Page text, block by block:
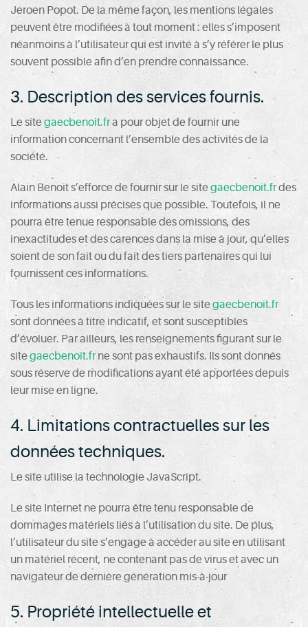
Jeroen Popot. De la même façon, les mentions légales
peuvent être modifiées à tout moment : elles s’imposent
néanmoins à l’utilisateur qui est invité à s’y référer le plus
souvent possible afin d’en prendre connaissance.
3. Description des services fournis.
Le site gaecbenoit.fra pour objet de fournir une
information concernant l’ensemble des activités de la
société.
Alain Benoit s’efforce de fournir sur le sitegaecbenoit.frdes
informations aussi précises que possible. Toutefois, il ne
pourra être tenue responsable des omissions, des
inexactitudes et des carences dans la mise à jour, qu’elles
soient de son fait ou du fait des tiers partenaires qui lui
fournissent ces informations.
Tous les informations indiquées sur le site gaecbenoit.fr
sont données à titre indicatif, et sont susceptibles
d’évoluer. Par ailleurs, les renseignements figurant sur le
sitegaecbenoit.frne sont pas exhaustifs. Ils sont donnés
sous réserve de modifications ayant été apportées depuis
leur mise en ligne.
4. Limitations contractuelles sur les
données techniques.
Le site utilise la technologie JavaScript.
Le site Internet ne pourra être tenu responsable de
dommages matériels liés à l’utilisation du site. De plus,
l’utilisateur du site s’engage à accéder au site en utilisant
un matériel récent, ne contenant pas de virus et avec un
navigateur de dernière génération mis-à-jour
5. Propriété intellectuelle et